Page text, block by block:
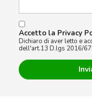
Accetto la Privacy
Dichiaro di aver letto e
dell'art.13 D.lgs 2016/